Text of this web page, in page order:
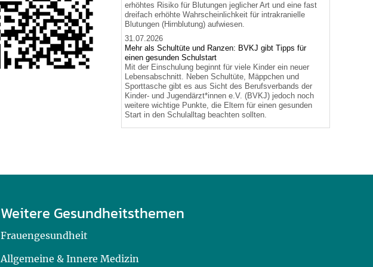
erhöhtes Risiko für Blutungen jeglicher Art und eine fast
dreifach erhöhte Wahrscheinlichkeit für intrakranielle
Blutungen (Hirnblutung) aufwiesen.
31.07.2026
Mehr als Schultüte und Ranzen: BVKJ gibt Tipps für
einen gesunden Schulstart
Mit der Einschulung beginnt für viele Kinder ein neuer
Lebensabschnitt. Neben Schultüte, Mäppchen und
Sporttasche gibt es aus Sicht des Berufsverbands der
Kinder- und Jugendärzt*innen e.V. (BVKJ) jedoch noch
weitere wichtige Punkte, die Eltern für einen gesunden
Start in den Schulalltag beachten sollten.
Weitere Gesundheitsthemen
Frauengesundheit
Allgemeine & Innere Medizin